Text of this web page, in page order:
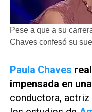
Pese a que a su
Chaves confesó su
Paula Chaves
impensada en
conductora,